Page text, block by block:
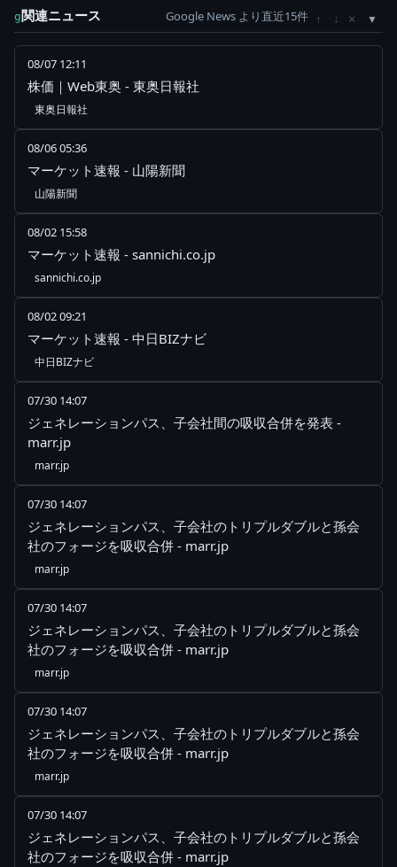
g関連ニュース Google News より直近15件 ↑ ↓ ×
08/07 12:11
株価｜Web東奥 - 東奥日報社
東奥日報社
08/06 05:36
マーケット速報 - 山陽新聞
山陽新聞
08/02 15:58
マーケット速報 - sannichi.co.jp
sannichi.co.jp
08/02 09:21
マーケット速報 - 中日BIZナビ
中日BIZナビ
07/30 14:07
ジェネレーションパス、子会社間の吸収合併を発表 -
marr.jp
marr.jp
07/30 14:07
ジェネレーションパス、子会社のトリプルダブルと孫会
社のフォージを吸収合併 - marr.jp
marr.jp
07/30 14:07
ジェネレーションパス、子会社のトリプルダブルと孫会
社のフォージを吸収合併 - marr.jp
marr.jp
07/30 14:07
ジェネレーションパス、子会社のトリプルダブルと孫会
社のフォージを吸収合併 - marr.jp
marr.jp
07/30 14:07
ジェネレーションパス、子会社のトリプルダブルと孫会
社のフォージを吸収合併 - marr.jp